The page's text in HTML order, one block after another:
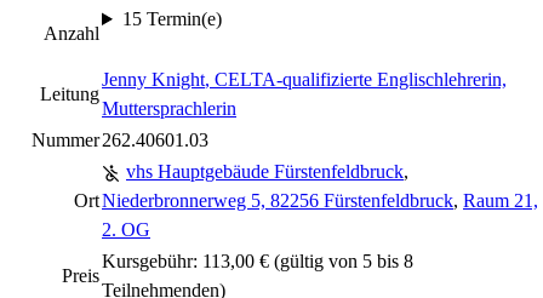
Anzahl
15 Termin(e)
Leitung
Jenny Knight, CELTA-qualifizierte Englischlehrerin,
Muttersprachlerin
Nummer262.40601.03
Ort
vhs Hauptgebäude Fürstenfeldbruck,
Niederbronnerweg 5, 82256 Fürstenfeldbruck, Raum 21,
2. OG
Preis
Kursgebühr: 113,00 € (gültig von 5 bis 8
Teilnehmenden)